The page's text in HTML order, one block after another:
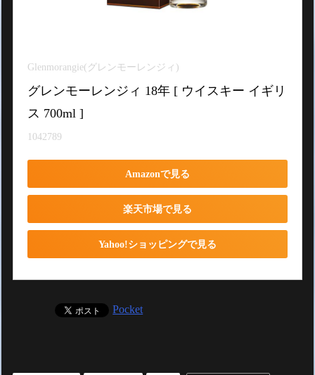
Glenmorangie(グレンモーレンジィ)
グレンモーレンジィ 18年 [ ウイスキー イギリ
ス 700ml ]
1042789
Amazonで見る
楽天市場で見る
Yahoo!ショッピングで見る
Pocket